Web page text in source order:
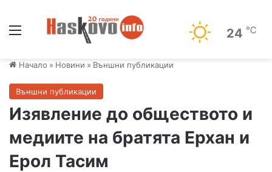
24 ℃
Начало » Новини » Външни публикации
Външни публикации
Изявление до обществото и
медиите на братята Ерхан и
Ерол Тасим